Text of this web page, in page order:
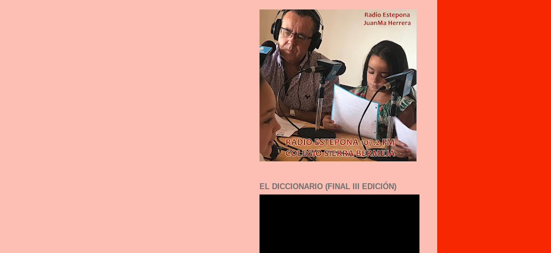
EL DICCIONARIO (FINAL III EDICIÓN)